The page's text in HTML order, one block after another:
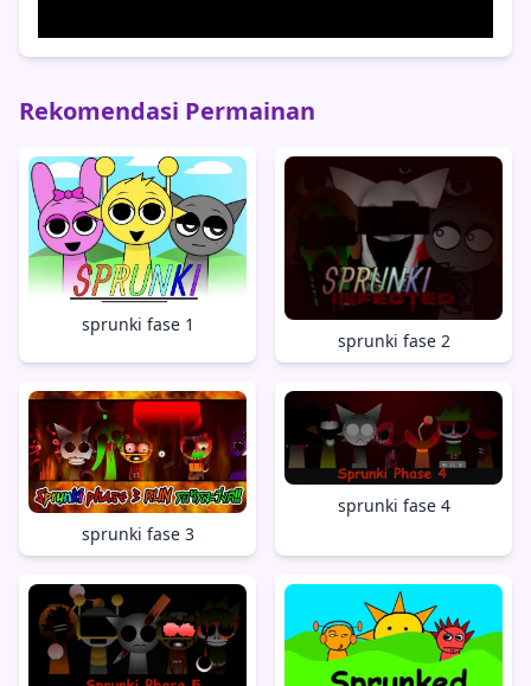
Rekomendasi Permainan
sprunki fase 1
sprunki fase 2
sprunki fase 3
sprunki fase 4